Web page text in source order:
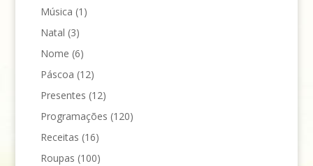
Música (1)
Natal (3)
Nome (6)
Páscoa (12)
Presentes (12)
Programações (120)
Receitas (16)
Roupas (100)